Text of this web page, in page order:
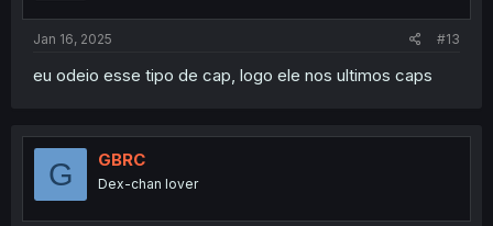
Jan 16, 2025 #13
eu odeio esse tipo de cap, logo ele nos ultimos caps
G GBRC
Dex-chan lover